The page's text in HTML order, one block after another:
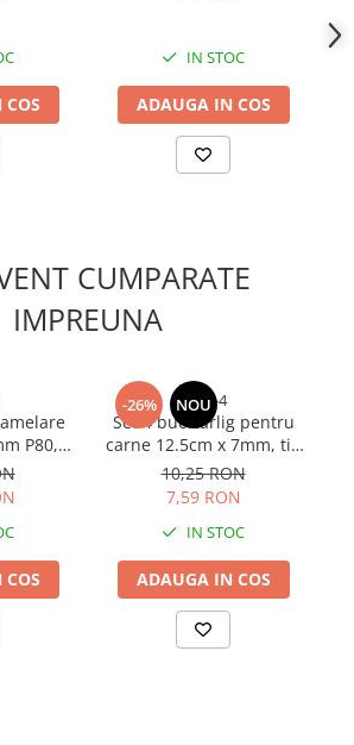
si senzori
animale
si
IN STOC
ADAUGA IN COS
CUMPARATE
IMPREUNA
P80,
metal
-26% NOU
4975-4
Set 4 buc cârlig pentru
carne 12.5cm x 7mm, tip
S, ambele vârfuri
ascuțite, 70 g, AVI-4975
10,25 RON
7,59 RON
IN STOC
ADAUGA IN COS